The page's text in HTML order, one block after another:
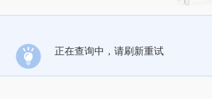
正在查询中，请刷新重试